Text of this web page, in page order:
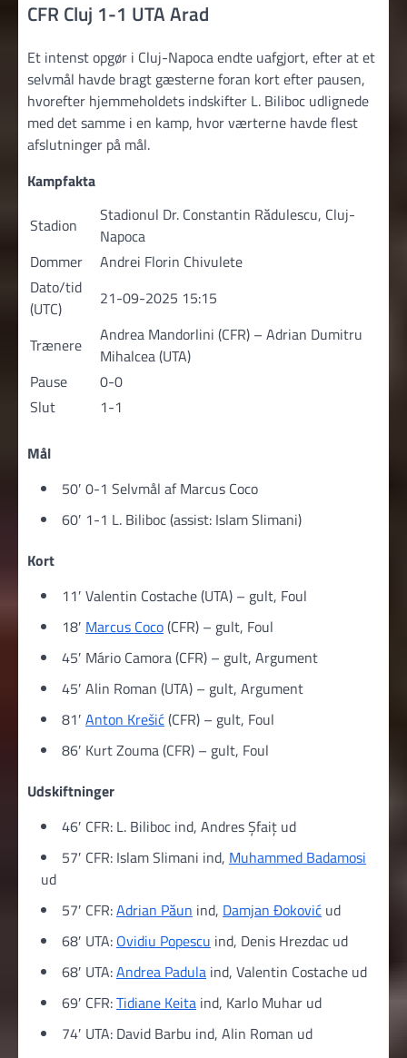
CFR Cluj 1-1 UTA Arad
Et intenst opgør i Cluj-Napoca endte uafgjort, efter at et
selvmål havde bragt gæsterne foran kort efter pausen,
hvorefter hjemmeholdets indskifter L. Biliboc udlignede
med det samme i en kamp, hvor værterne havde flest
afslutninger på mål.
Kampfakta
Stadion
Stadionul Dr. Constantin Rădulescu, Cluj-
Napoca
Dommer
Andrei Florin Chivulete
Dato/tid
(UTC)
21-09-2025 15:15
Trænere
Andrea Mandorlini (CFR) – Adrian Dumitru
Mihalcea (UTA)
Pause
0-0
Slut
1-1
Mål
50′ 0-1 Selvmål af Marcus Coco
60′ 1-1 L. Biliboc (assist: Islam Slimani)
Kort
11′ Valentin Costache (UTA) – gult, Foul
18′ Marcus Coco(CFR) – gult, Foul
45′ Mário Camora (CFR) – gult, Argument
45′ Alin Roman (UTA) – gult, Argument
81′ Anton Krešić(CFR) – gult, Foul
86′ Kurt Zouma (CFR) – gult, Foul
Udskiftninger
46′ CFR: L. Biliboc ind, Andres Șfaiț ud
57′ CFR: Islam Slimani ind, Muhammed Badamosi
ud
57′ CFR:Adrian Păun ind, Damjan Đoković ud
68′ UTA: Ovidiu Popescu ind, Denis Hrezdac ud
68′ UTA:Andrea Padula ind, Valentin Costache ud
69′ CFR:Tidiane Keita ind, Karlo Muhar ud
74′ UTA: David Barbu ind, Alin Roman ud